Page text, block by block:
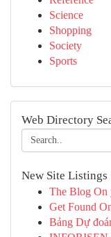
Science
Shopping
Society
Sports
Web Directory
New Site Listings
The Blog On
Get Found
Bảng Dự